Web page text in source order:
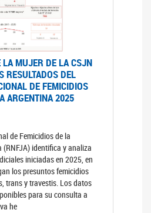
LA MUJER DE LA CSJN
RESULTADOS DEL
DE FEMICIDIOS
ARGENTINA 2025
de Femicidios de la
identifica y analiza
iniciadas en 2025, en
los presuntos femicidios
trans y travestis. Los datos
para su consulta a
he